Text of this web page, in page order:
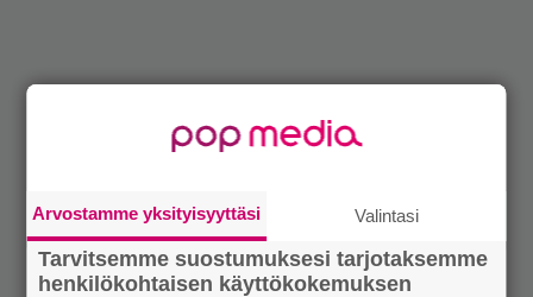
Arvostamme yksityisyyttäsi Valintasi
Tarvitsemme suostumuksesi tarjotaksemme
henkilökohtaisen käyttökokemuksen